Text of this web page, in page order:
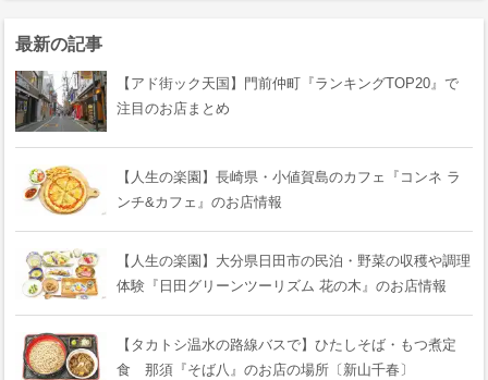
最新の記事
【アド街ック天国】門前仲町『ランキングTOP20』で
注目のお店まとめ
【人生の楽園】長崎県・小値賀島のカフェ『コンネ ラ
ンチ&カフェ』のお店情報
【人生の楽園】大分県日田市の民泊・野菜の収穫や調理
体験『日田グリーンツーリズム 花の木』のお店情報
【タカトシ温水の路線バスで】ひたしそば・もつ煮定
食 那須『そば八』のお店の場所〔新山千春〕